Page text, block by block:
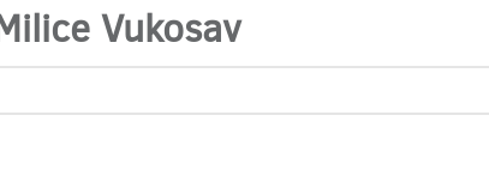
Vukosav